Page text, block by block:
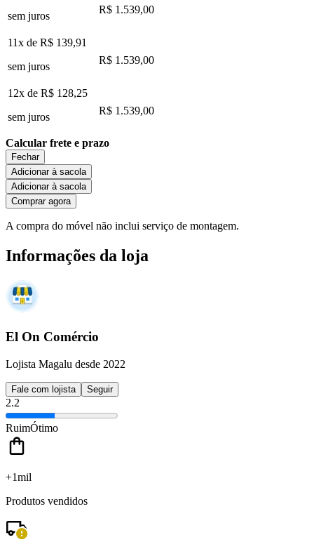
sem juros
R$ 1.539,00
11x de R$ 139,91
sem juros
R$ 1.539,00
12x de R$ 128,25
sem juros
R$ 1.539,00
Calcular frete e prazo
Fechar
Adicionar à sacola
Adicionar à sacola
Comprar agora
A compra do móvel não inclui serviço de montagem.
Informações da loja
El On Comércio
Lojista Magalu desde 2022
Fale com lojista Seguir
2.2
RuimÓtimo
+1mil
Produtos vendidos